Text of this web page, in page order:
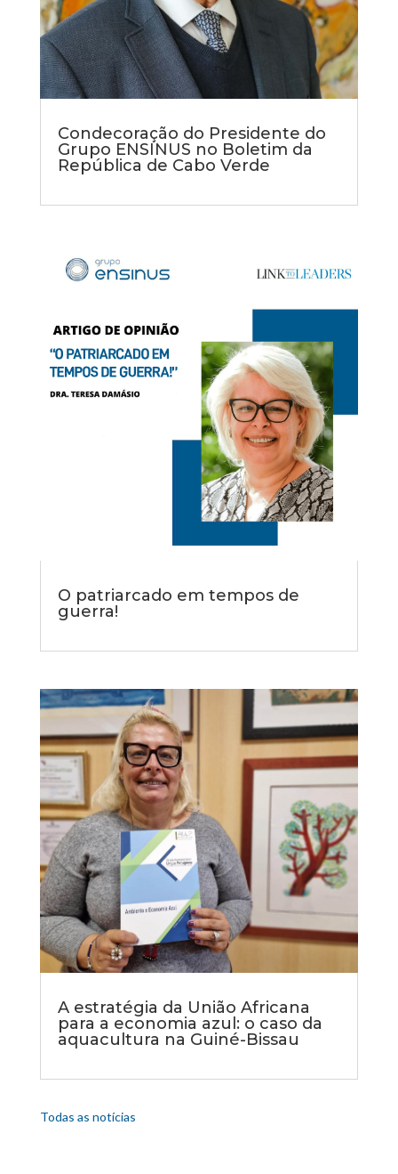
Condecoração do Presidente do
Grupo ENSINUS no Boletim da
República de Cabo Verde
O patriarcado em tempos de
guerra!
A estratégia da União Africana
para a economia azul: o caso da
aquacultura na Guiné-Bissau
Todas as notícias